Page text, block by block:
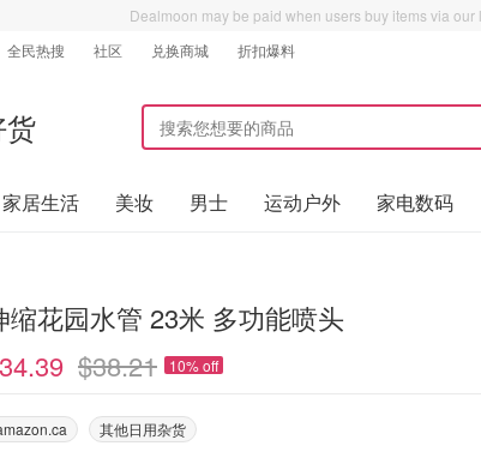
Dealmoon may be paid when users buy items via our
全民热搜 社区 兑换商城 折扣爆料
家居生活 美妆 男士 运动户外 家电数码
缩花园水管 23米 多功能喷头
$38.21 10% off
其他日用杂货